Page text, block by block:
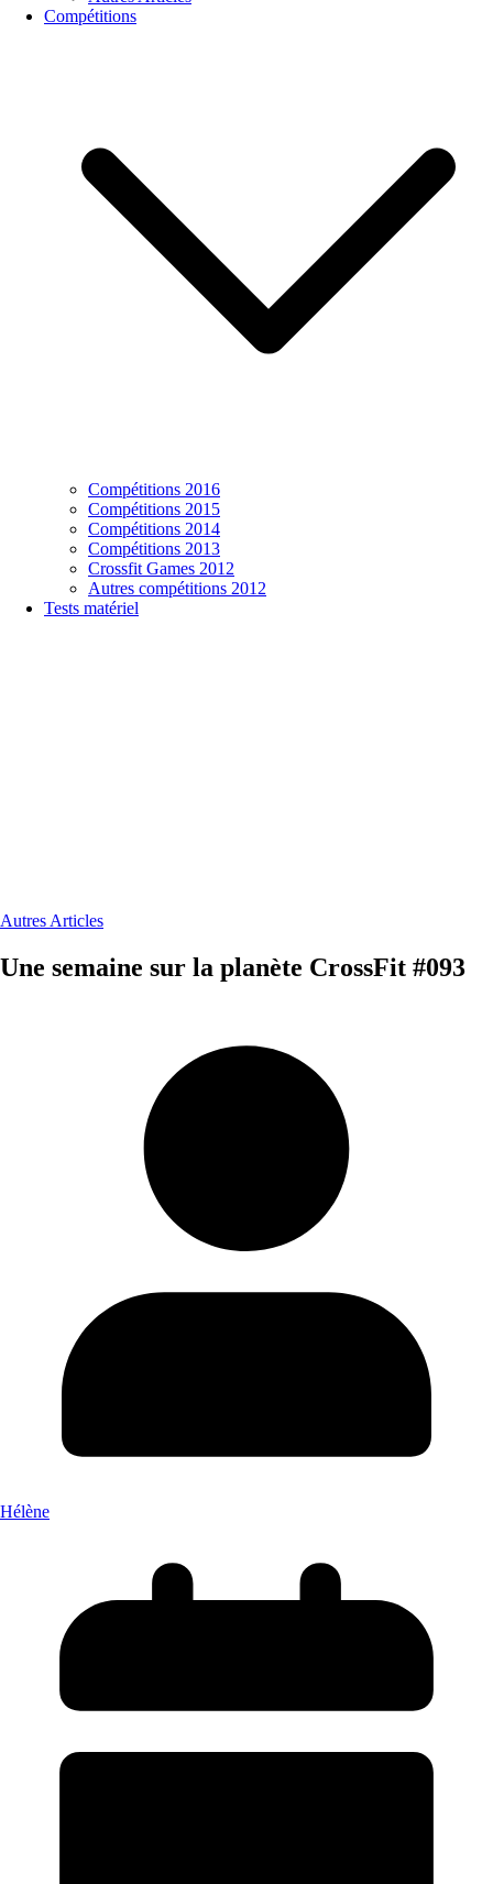
Compétitions
Compétitions 2016
Compétitions 2015
Compétitions 2014
Compétitions 2013
Crossfit Games 2012
Autres compétitions 2012
Tests matériel
Autres Articles
Une semaine sur la planète CrossFit #093
Hélène